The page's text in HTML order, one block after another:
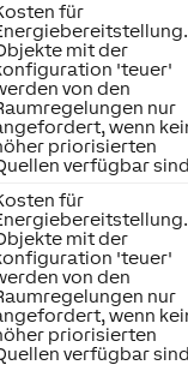
für
mit der
'teuer'
von den
nur
wenn
priorisierten
verfügbar
für
mit der
'teuer'
von den
nur
wenn
priorisierten
verfügbar